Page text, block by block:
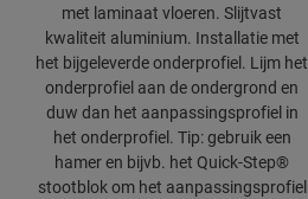
met laminaat vloeren. Slijtvast
kwaliteit aluminium. Installatie met
het bijgeleverde onderprofiel. Lijm het
onderprofiel aan de ondergrond en
duw dan het aanpassingsprofiel in
het onderprofiel. Tip: gebruik een
hamer en bijvb. het Quick-Step®
stootblok om het aanpassingsprofiel